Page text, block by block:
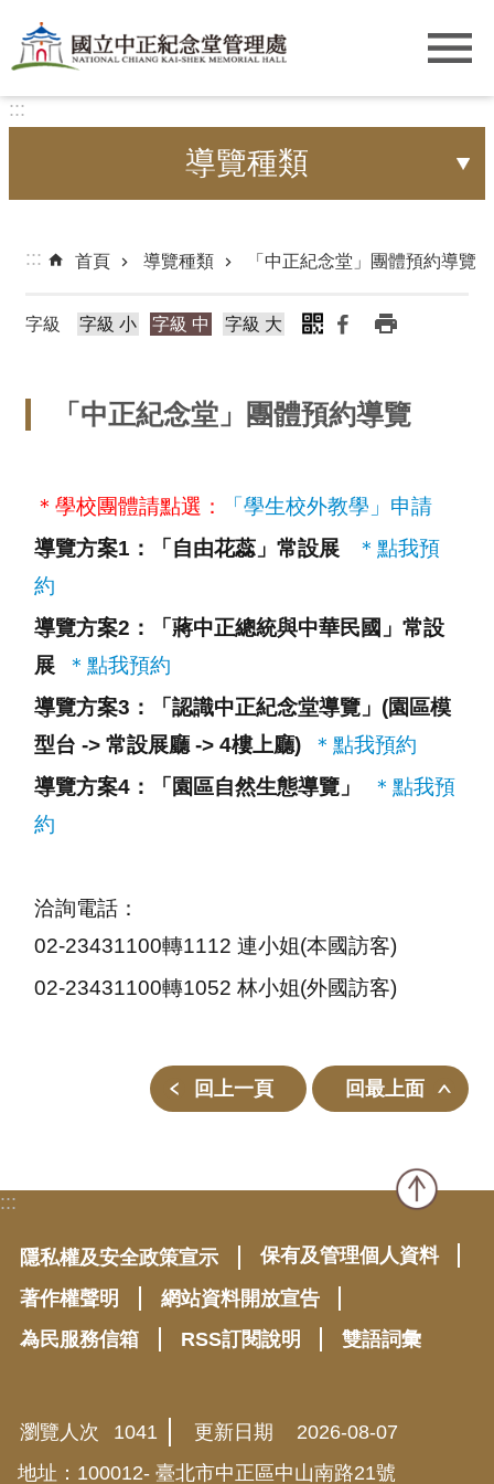
跳到主要內容區塊
:::
導覽種類
::: 首頁 導覽種類 「中正紀念堂」團體預約導覽
字級 字級 小 字級 中 字級 大
「中正紀念堂」團體預約導覽
＊學校團體請點選：
「學生校外教學」申請
導覽方案1 ：「自由花蕊」常設展
＊點我預
約
導覽方案2 ：「蔣中正總統與中華民國」常設
展
＊點我預約
導覽方案3 ：「認識中正紀念堂導覽」(園區模
型台 -> 常設展廳 -> 4樓上廳)
＊點我預約
導覽方案4 ：「園區自然生態導覽」
＊點我預
約
洽詢電話：
02-23431100轉1112 連小姐(本國訪客)
02-23431100轉1052 林小姐(外國訪客)
回上一頁 回最上面
:::
隱私權及安全政策宣示
保有及管理個人資料
著作權聲明
網站資料開放宣告
為民服務信箱
RSS訂閱說明 雙語詞彙
瀏覽人次 1041 更新日期
2026-08-07
地址：100012- 臺北市中正區中山南路21號